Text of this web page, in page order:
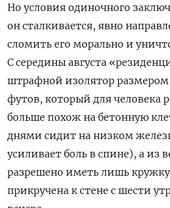
Но условия одиночного
он сталкивается, явно
сломить его морально и
С середины августа
штрафной изолятор размером
футов, который для человека
больше похож на бетонную
днями сидит на низком
усиливает боль в спине), а из
разрешено иметь лишь
прикручена к стене с шести